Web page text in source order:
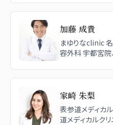
加藤 成貴
まゆりなclinic
容外科 宇都宮
家崎 朱梨
表参道メディカ
道メディカルク